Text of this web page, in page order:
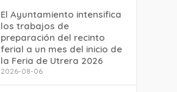
El Ayuntamiento intensifica
los trabajos de
preparación del recinto
ferial a un mes del inicio de
la Feria de Utrera 2026
2026-08-06